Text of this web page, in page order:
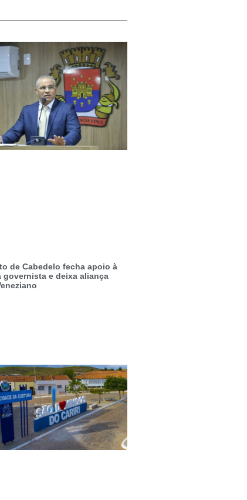
de Cabedelo fecha apoio à
governista e deixa aliança